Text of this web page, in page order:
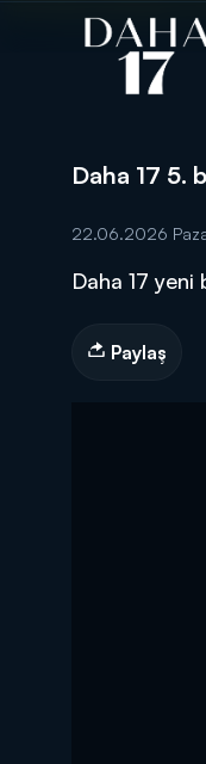
Daha 17 5.
22.06.2026
Daha 17
Paylaş